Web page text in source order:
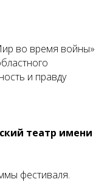
во время войны»
и правду
театр имени
фестиваля.